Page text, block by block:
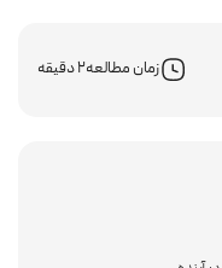
زمان مطالعه2 دقیقه